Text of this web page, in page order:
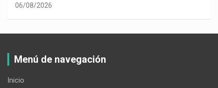
06/08/2026
Menú de navegación
Inicio